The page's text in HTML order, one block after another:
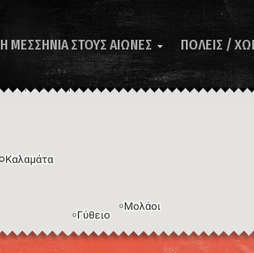
Η ΜΕΣΣΗΝΙΑ ΣΤΟΥΣ ΑΙΩΝΕΣ  ΠΟΛΕΙΣ /